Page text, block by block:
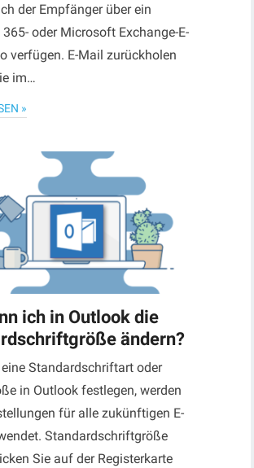
der Empfänger über ein
oder Microsoft Exchange-E-
verfügen. E-Mail zurückholen
im…
»
ich in Outlook die
ändern?
Standardschriftart oder
in Outlook festlegen, werden
für alle zukünftigen E-
Standardschriftgröße
Sie auf der Registerkarte